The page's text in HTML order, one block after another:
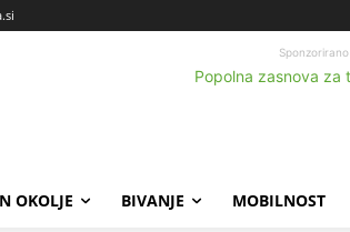
Sponzorirano
OKOLJE BIVANJE MOBILNOST